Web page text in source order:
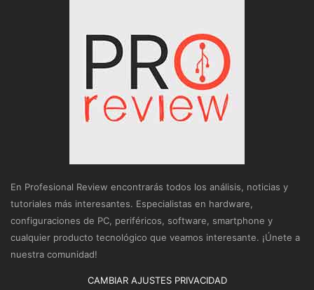
En Profesional Review encontrarás todos los análisis, noticias y
tutoriales más interesantes. Especialistas en hardware,
configuraciones de PC, periféricos, software, smartphone y
cualquier producto tecnológico que veamos interesante. ¡Únete a
nuestra comunidad!
CAMBIAR AJUSTES PRIVACIDAD